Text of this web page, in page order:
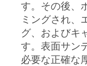
す。その後、
ミングされ、
グ、およびキ
す。表面サン
必要な正確な